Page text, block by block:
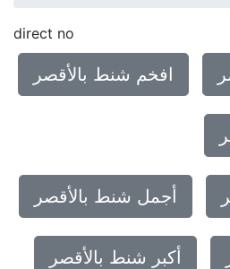
direct no
افخم شنط بالأقصر
أجمل شنط بالأقصر
أكبر شنط بالأقصر